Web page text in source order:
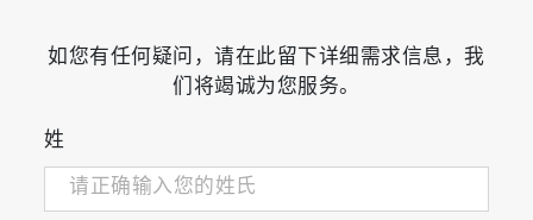
如您有任何疑问，请在此留下详细需求信息，我
们将竭诚为您服务。
姓